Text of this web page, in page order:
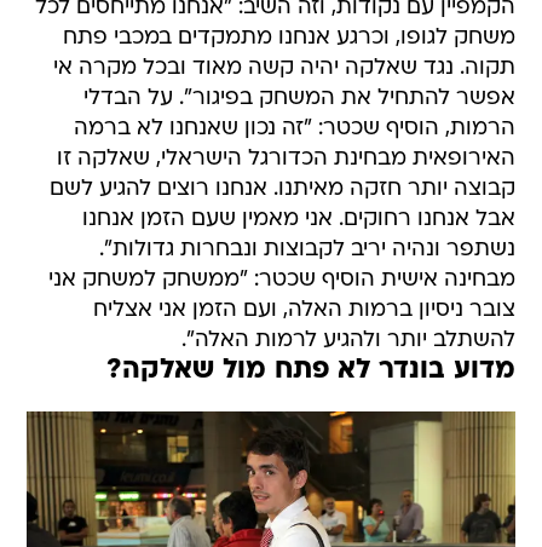
הקמפיין עם נקודות, וזה השיב: "אנחנו מתייחסים לכל
משחק לגופו, וכרגע אנחנו מתמקדים במכבי פתח
תקוה. נגד שאלקה יהיה קשה מאוד ובכל מקרה אי
אפשר להתחיל את המשחק בפיגור". על הבדלי
הרמות, הוסיף שכטר: "זה נכון שאנחנו לא ברמה
האירופאית מבחינת הכדורגל הישראלי, שאלקה זו
קבוצה יותר חזקה מאיתנו. אנחנו רוצים להגיע לשם
אבל אנחנו רחוקים. אני מאמין שעם הזמן אנחנו
נשתפר ונהיה יריב לקבוצות ונבחרות גדולות".
מבחינה אישית הוסיף שכטר: "ממשחק למשחק אני
צובר ניסיון ברמות האלה, ועם הזמן אני אצליח
להשתלב יותר ולהגיע לרמות האלה".
מדוע בונדר לא פתח מול שאלקה?